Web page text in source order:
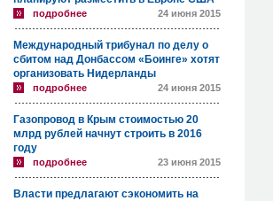
подробнее 24 июня 2015
Международный трибунал по делу о
сбитом над Донбассом «Боинге» хотят
организовать Нидерланды
подробнее 24 июня 2015
Газопровод в Крым стоимостью 20
млрд рублей начнут строить в 2016
году
подробнее 23 июня 2015
Власти предлагают сэкономить на